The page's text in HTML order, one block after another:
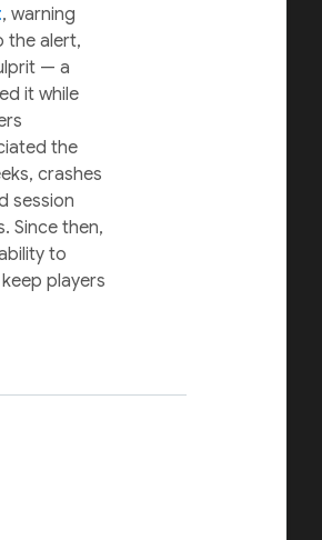
, warning
the alert,
— a
it while
the
crashes
session
Since then,
to
players